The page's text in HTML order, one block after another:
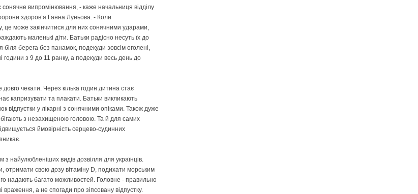
випромінювання, - каже начальниця відділу
здоров’я Ганна Луньова. - Коли
це може закінчитися для них сонячними ударами,
маленькі діти. Батьки радісно несуть їх до
берега без панамок, подекуди зовсім оголені,
години з 9 до 11 ранку, а подекуди весь день до
чекати. Через кілька годин дитина стає
капризувати та плакати. Батьки викликають
у лікарні з сонячними опіками. Також дуже
бігають з незахищеною головою. Та й для самих
ймовірність серцево-судинних
найулюбленіших видів дозвілля для українців.
отримати свою дозу вітаміну D, подихати морським
надають багато можливостей. Головне - правильно
а не спогади про зіпсовану відпустку.